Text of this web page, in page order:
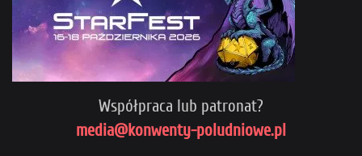
Współpraca lub patronat?
media@konwenty-poludniowe.pl